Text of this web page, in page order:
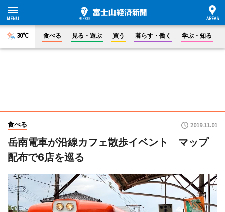
30°C 食べる 見る・遊ぶ 買う 暮らす・働く 学ぶ・知る
食べる 2019.11.01
岳南電車が沿線カフェ散歩イベント マップ
配布で6店を巡る